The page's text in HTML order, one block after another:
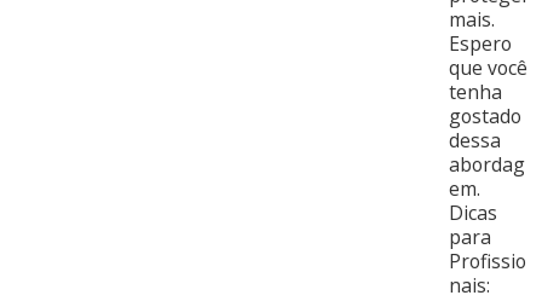
mais.
Espero
que você
tenha
gostado
dessa
abordag
em.
Dicas
para
Profissio
nais: